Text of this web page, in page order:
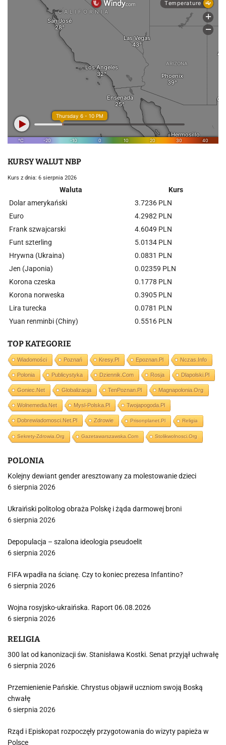
KURSY WALUT NBP
Kurs z dnia: 6 sierpnia 2026
Waluta
Kurs
Dolar amerykański
3.7236 PLN
Euro
4.2982 PLN
Frank szwajcarski
4.6049 PLN
Funt szterling
5.0134 PLN
Hrywna (Ukraina)
0.0831 PLN
Jen (Japonia)
0.02359 PLN
Korona czeska
0.1778 PLN
Korona norweska
0.3905 PLN
Lira turecka
0.0781 PLN
Yuan renminbi (Chiny)
0.5516 PLN
TOP KATEGORIE
Wiadomości Poznań Kresy.pl Epoznan.pl Nczas.info
Polonia Publicystyka Dziennik.com Rosja Dlapolski.pl
Goniec.net Globalizacja TenPoznan.pl Magnapolonia.org
Wolnemedia.net Mysl-Polska.pl Twojapogoda.pl
Dobrewiadomosci.net.pl Zdrowie Prisonplanet.pl Religia
Sekrety-Zdrowia.org Gazetawarszawska.com Stolikwolnosci.org
POLONIA
Kolejny dewiant gender aresztowany za molestowanie dzieci
6 sierpnia 2026
Ukraiński politolog obraża Polskę i żąda darmowej broni
6 sierpnia 2026
Depopulacja – szalona ideologia pseudoelit
6 sierpnia 2026
FIFA wpadła na ścianę. Czy to koniec prezesa Infantino?
6 sierpnia 2026
Wojna rosyjsko-ukraińska. Raport 06.08.2026
6 sierpnia 2026
RELIGIA
300 lat od kanonizacji św. Stanisława Kostki. Senat przyjął uchwałę
6 sierpnia 2026
Przemienienie Pańskie. Chrystus objawił uczniom swoją Boską
chwałę
6 sierpnia 2026
Rząd i Episkopat rozpoczęły przygotowania do wizyty papieża w
Polsce